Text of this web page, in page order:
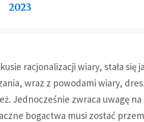
2023
racjonalizacji wiary, stała się
wraz z powodami wiary,
Jednocześnie zwraca uwagę
bogactwa musi zostać